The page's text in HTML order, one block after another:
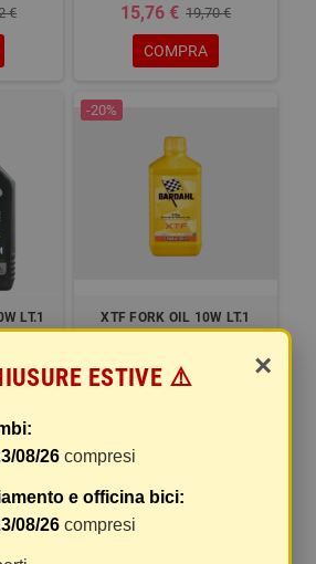
€ 15,76 € 19,70 €
COMPRA
LT.1
€
-20%
XTF FORK OIL 10W LT.1
16,80 € 21,00 €
-25%
×
ESTIVE ⚠️
08/26 compresi
e officina bici:
08/26 compresi